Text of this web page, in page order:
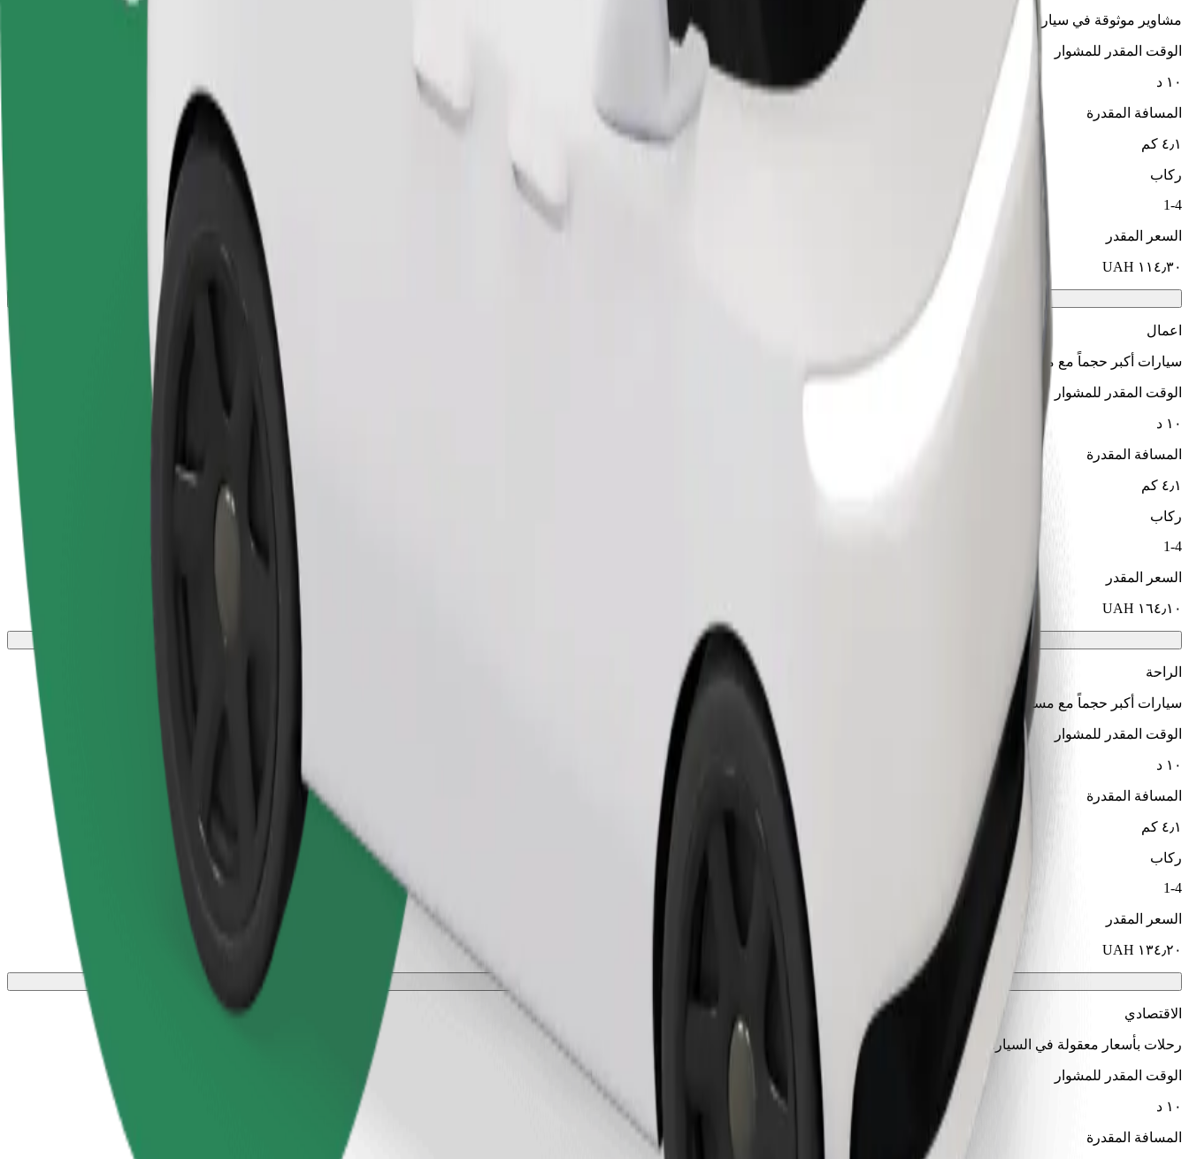
مشاوير موثوقة في سيارات متوسطة الحجم ويومية.
الوقت المقدر للمشوار
١٠ د
المسافة المقدرة
٤٫١ كم
ركاب
1-4
السعر المقدر
اعمال
سيارات أكبر حجماً مع مساحة أكبر للأرجل والتخزين
الوقت المقدر للمشوار
١٠ د
المسافة المقدرة
٤٫١ كم
ركاب
1-4
السعر المقدر
الراحة
سيارات أكبر حجماً مع مساحة أكبر للأرجل والتخزين
الوقت المقدر للمشوار
١٠ د
المسافة المقدرة
٤٫١ كم
ركاب
1-4
السعر المقدر
الاقتصادي
رحلات بأسعار معقولة في السيارات الأساسية
الوقت المقدر للمشوار
١٠ د
المسافة المقدرة